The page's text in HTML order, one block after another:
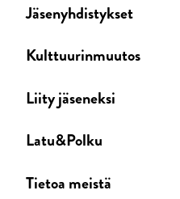
Jäsenyhdistykset
Kulttuurinmuutos
Liity jäseneksi
Latu&Polku
Tietoa meistä